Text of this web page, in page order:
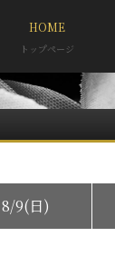
HOME
トップページ
8/9(日)